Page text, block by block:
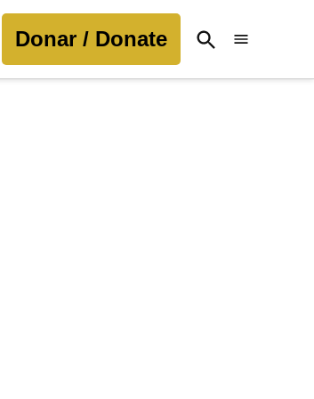
Donar / Donate
Open
Search